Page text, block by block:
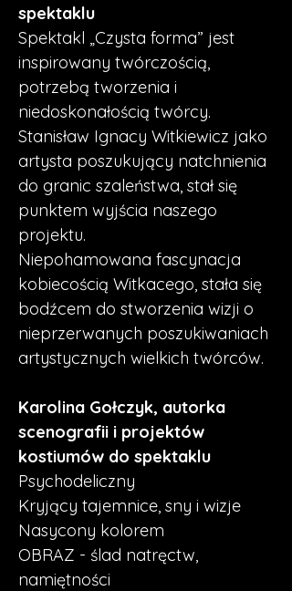
spektaklu
Spektakl „Czysta forma” jest
inspirowany twórczością,
potrzebą tworzenia i
niedoskonałością twórcy.
Stanisław Ignacy Witkiewicz jako
artysta poszukujący natchnienia
do granic szaleństwa, stał się
punktem wyjścia naszego
projektu.
Niepohamowana fascynacja
kobiecością Witkacego, stała się
bodźcem do stworzenia wizji o
nieprzerwanych poszukiwaniach
artystycznych wielkich twórców.
Karolina Gołczyk, autorka
scenografii i projektów
kostiumów do spektaklu
Psychodeliczny
Kryjący tajemnice, sny i wizje
Nasycony kolorem
OBRAZ - ślad natręctw,
namiętności